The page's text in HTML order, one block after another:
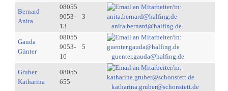
Bernard
Anita
08055
9053-
13
3
anita.bernard@halfing.de
Gauda
Günter
08055
9053-
16
5
guenter.gauda@halfing.de
Gruber
Katharina
08055
655
katharina.gruber@schonstett.de